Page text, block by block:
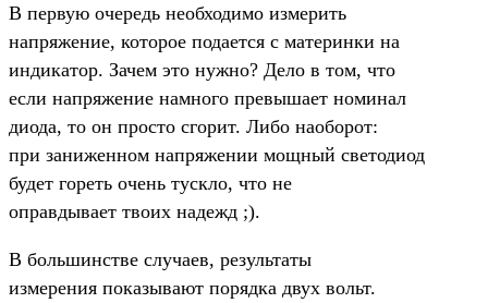
В первую очередь необходимо измерить
напряжение, которое подается с материнки на
индикатор. Зачем это нужно? Дело в том, что
если напряжение намного превышает номинал
диода, то он просто сгорит. Либо наоборот:
при заниженном напряжении мощный светодиод
будет гореть очень тускло, что не
оправдывает твоих надежд ;).
В большинстве случаев, результаты
измерения показывают порядка двух вольт.